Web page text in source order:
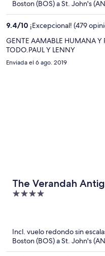
Boston (BOS) a St. John's
9.4/10 ¡Excepcional! (479
GENTE AAMABLE HUMANA Y
TODO.PAUL Y LENNY
Enviada el 6 ago. 2019
The Verandah
Inclusive - Adults
4
Incl. vuelo redondo sin
Boston (BOS) a St. John's